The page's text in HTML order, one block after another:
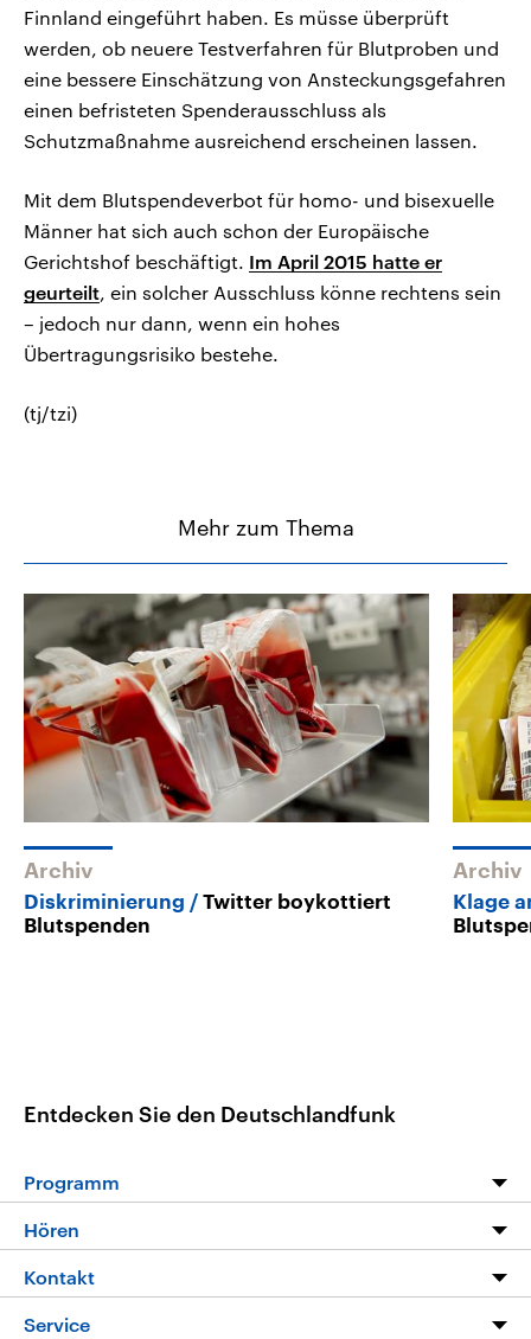
Finnland eingeführt haben. Es müsse überprüft
werden, ob neuere Testverfahren für Blutproben und
eine bessere Einschätzung von Ansteckungsgefahren
einen befristeten Spenderausschluss als
Schutzmaßnahme ausreichend erscheinen lassen.
Mit dem Blutspendeverbot für homo- und bisexuelle
Männer hat sich auch schon der Europäische
Gerichtshof beschäftigt. Im April 2015 hatte er
geurteilt, ein solcher Ausschluss könne rechtens sein
– jedoch nur dann, wenn ein hohes
Übertragungsrisiko bestehe.
(tj/tzi)
Mehr zum Thema
Archiv
Diskriminierung
Twitter boykottiert
Blutspenden
Archiv
Klage
Entdecken Sie den Deutschlandfunk
Programm
Programm
Die Nachrichten
Hören
Livestream
Kontakt
Hörerservice
Service